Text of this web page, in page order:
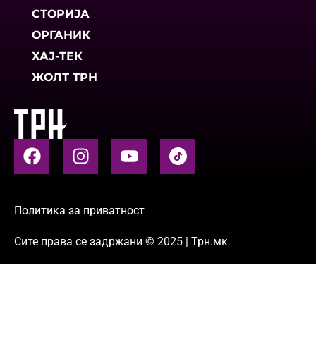
СТОРИЈА
ОРГАНИК
ХАЈ-ТЕК
ЖОЛТ ТРН
Политика за приватност
Сите права се задржани © 2025 | Трн.мк